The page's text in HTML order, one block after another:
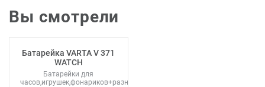
Вы смотрели
Батарейка VARTA V 371
WATCH
Батарейки для
часов,игрушек,фонариков+разное